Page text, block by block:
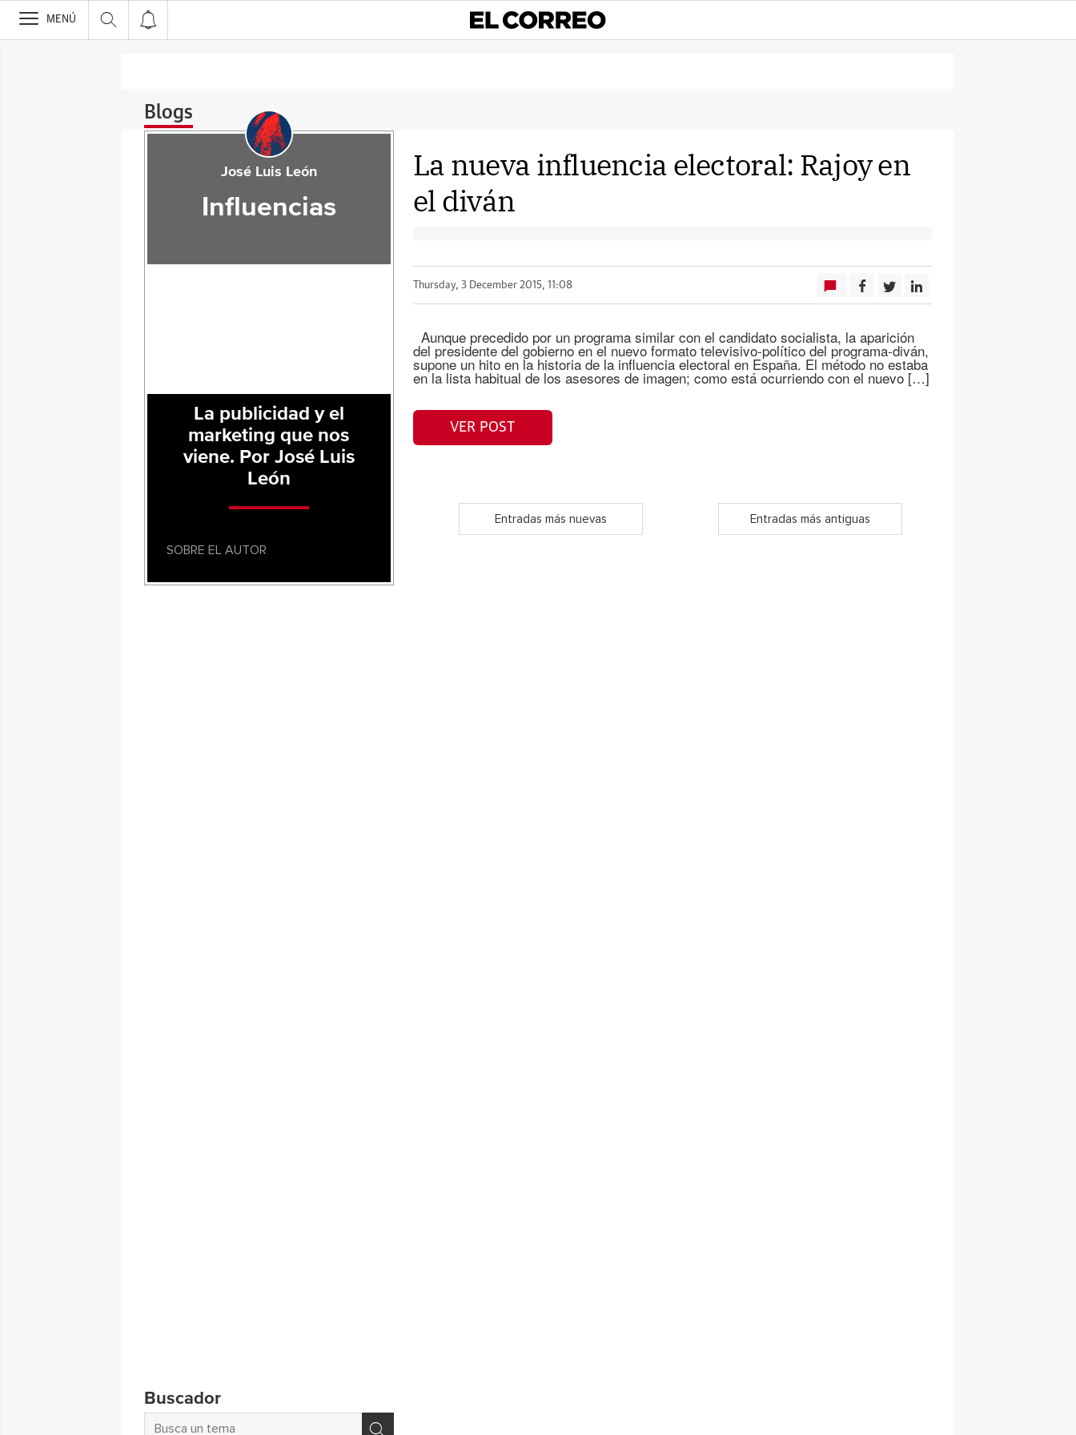
>
MENÚ
Blogs
La nueva influencia electoral: Rajoy en
el diván
Thursday, 3 December 2015, 11:08
Aunque precedido por un programa similar con el candidato socialista, la aparición
del presidente del gobierno en el nuevo formato televisivo-político del programa-diván,
supone un hito en la historia de la influencia electoral en España. El método no estaba
en la lista habitual de los asesores de imagen; como está ocurriendo con el nuevo […]
VER POST
Entradas más nuevas Entradas más antiguas
José Luis León
Influencias
La publicidad y el
marketing que nos
viene. Por José Luis
León
SOBRE EL AUTOR
Buscador